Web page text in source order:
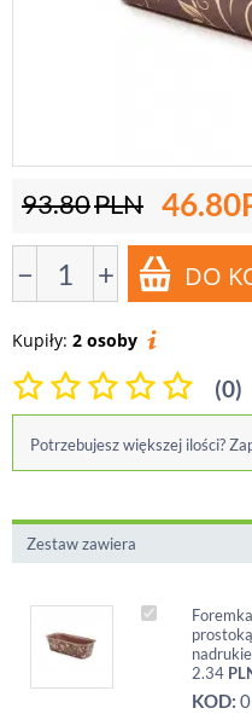
93.80PLN 46.80
− +
Kupiły: 2 osoby
(0)
Potrzebujesz większej ilości?
Zestaw zawiera
2.34
KOD: